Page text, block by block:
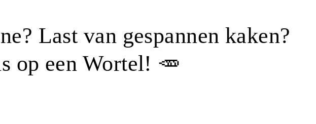
Last van gespannen kaken?
op een Wortel! 🥕